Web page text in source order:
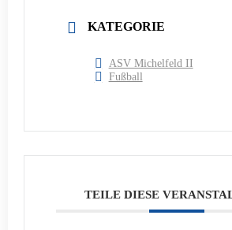
KATEGORIE
ASV Michelfeld II
Fußball
TEILE DIESE